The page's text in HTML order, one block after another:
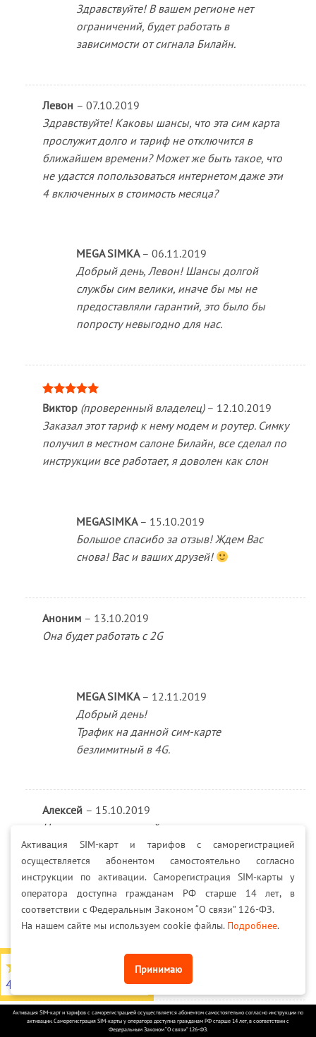
Здравствуйте! В вашем регионе нет
ограничений, будет работать в
зависимости от сигнала Билайн.
Левон – 07.10.2019
Здравствуйте! Каковы шансы, что эта сим карта
прослужит долго и тариф не отключится в
ближайшем времени? Может же быть такое, что
не удастся попользоваться интернетом даже эти
4 включенных в стоимость месяца?
MEGA SIMKA – 06.11.2019
Добрый день, Левон! Шансы долгой
службы сим велики, иначе бы мы не
предоставляли гарантий, это было бы
попросту невыгодно для нас.
Оценка5
Виктор (проверенный владелец) – 12.10.2019
Заказал этот тариф к нему модем и роутер. Симку
получил в местном салоне Билайн, все сделал по
инструкции все работает, я доволен как слон
MEGASIMKA – 15.10.2019
Большое спасибо за отзыв! Ждем Вас
снова! Вас и ваших друзей!
Аноним – 13.10.2019
Она будет работать с 2G
MEGA SIMKA – 12.11.2019
Добрый день!
Трафик на данной сим-карте
безлимитный в 4G.
Алексей – 15.10.2019
Нужен ли специальный модем
Который прошит под смартфон?
MEGASIMKA(проверенный владелец)–
16.10.2019
залоченных под другого оператора.
Ггг– 17.10.2019
Активация SIM-карт и тарифов с саморегистрацией осуществляется абонентом самостоятельно согласно инструкции по
активации. Саморегистрация SIM-карты у оператора доступна гражданам РФ старше 14 лет, в соответствии с
Федеральным Законом “О связи” 126-ФЗ.
4566 отзывов на Яндекс
Активация SIM-карт и тарифов с саморегистрацией
осуществляется абонентом самостоятельно согласно
инструкции по активации. Саморегистрация SIM-карты у
оператора доступна гражданам РФ старше 14 лет, в
соответствии с Федеральным Законом “О связи” 126-ФЗ.
На нашем сайте мы используем cookie файлы. Подробнее.
Принимаю